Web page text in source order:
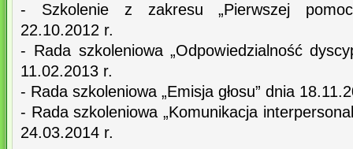
- Szkolenie z zakresu „Pierwszej
22.10.2012 r.
- Rada szkoleniowa „Odpowiedzialność
11.02.2013 r.
- Rada szkoleniowa „Emisja głosu” dnia
- Rada szkoleniowa „Komunikacja
24.03.2014 r.